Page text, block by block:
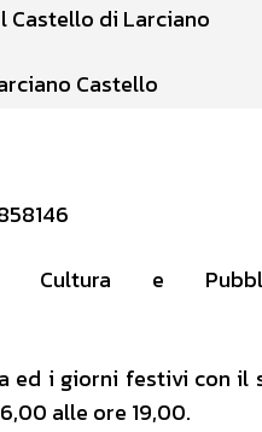
Castello di Larciano
Castello
Cultura e
ed i giorni festivi con il
alle ore 19,00.